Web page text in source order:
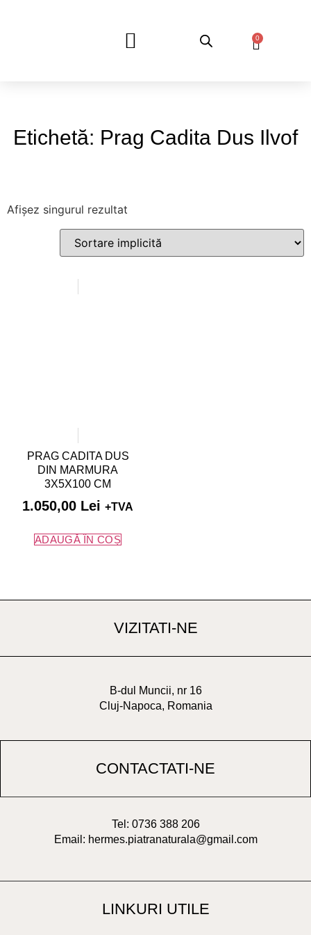
0
Etichetă: Prag Cadita Dus Ilvof
Afișez singurul rezultat
PRAG CADITA DUS
DIN MARMURA
3X5X100 CM
1.050,00 Lei +TVA
ADAUGĂ ÎN COȘ
VIZITATI-NE
B-dul Muncii, nr 16
Cluj-Napoca, Romania
CONTACTATI-NE
Tel: 0736 388 206
Email: hermes.piatranaturala@gmail.com
LINKURI UTILE